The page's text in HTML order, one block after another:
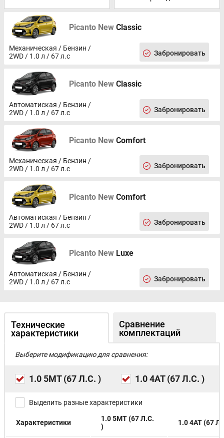
Picanto New Classic
Механическая / Бензин /
2WD / 1.0 л / 67 л.с
Забронировать
Picanto New Classic
Автоматиская / Бензин /
2WD / 1.0 л / 67 л.с
Забронировать
Picanto New Comfort
Механическая / Бензин /
2WD / 1.0 л / 67 л.с
Забронировать
Picanto New Comfort
Автоматиская / Бензин /
2WD / 1.0 л / 67 л.с
Забронировать
Picanto New Luxe
Автоматиская / Бензин /
2WD / 1.0 л / 67 л.с
Забронировать
Технические
характеристики
Сравнение
комплектаций
Выберите модификацию для сравнения:
1.0 5МТ (67 Л.С. ) 1.0 4АТ (67 Л.С. )
Выделить разные характеристики
Характеристики
1.0 5МТ (67 Л.С.
)
1.0 4АТ (67